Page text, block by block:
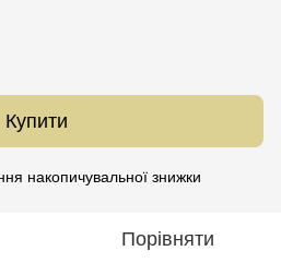
Купити
накопичувальної знижки
Порівняти